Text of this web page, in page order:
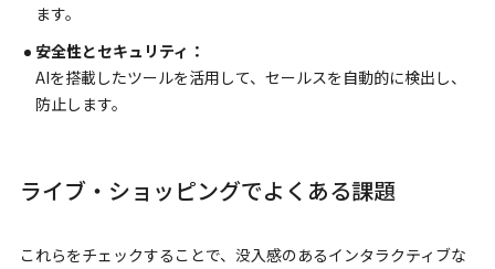
ます。
安全性とセキュリティ：
AIを搭載したツールを活用して、セールスを自動的に検出し、
防止します。
ライブ・ショッピングでよくある課題
これらをチェックすることで、没入感のあるインタラクティブな